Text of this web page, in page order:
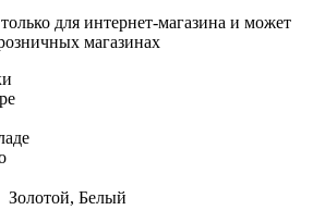
для интернет-магазина и может
магазинах
Золотой, Белый